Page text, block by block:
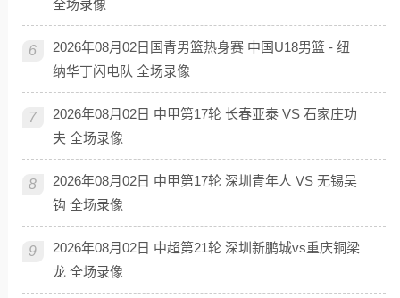
全场录像
6
2026年08月02日国青男篮热身赛 中国U18男篮 - 纽
纳华丁闪电队 全场录像
7
2026年08月02日 中甲第17轮 长春亚泰 VS 石家庄功
夫 全场录像
8
2026年08月02日 中甲第17轮 深圳青年人 VS 无锡吴
钩 全场录像
9
2026年08月02日 中超第21轮 深圳新鹏城vs重庆铜梁
龙 全场录像